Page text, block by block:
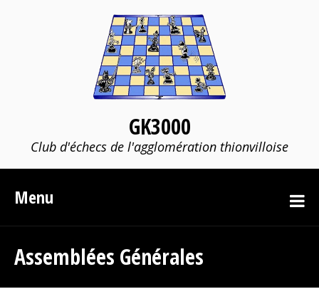
GK3000
Club d'échecs de l'agglomération thionvilloise
Menu
Assemblées Générales